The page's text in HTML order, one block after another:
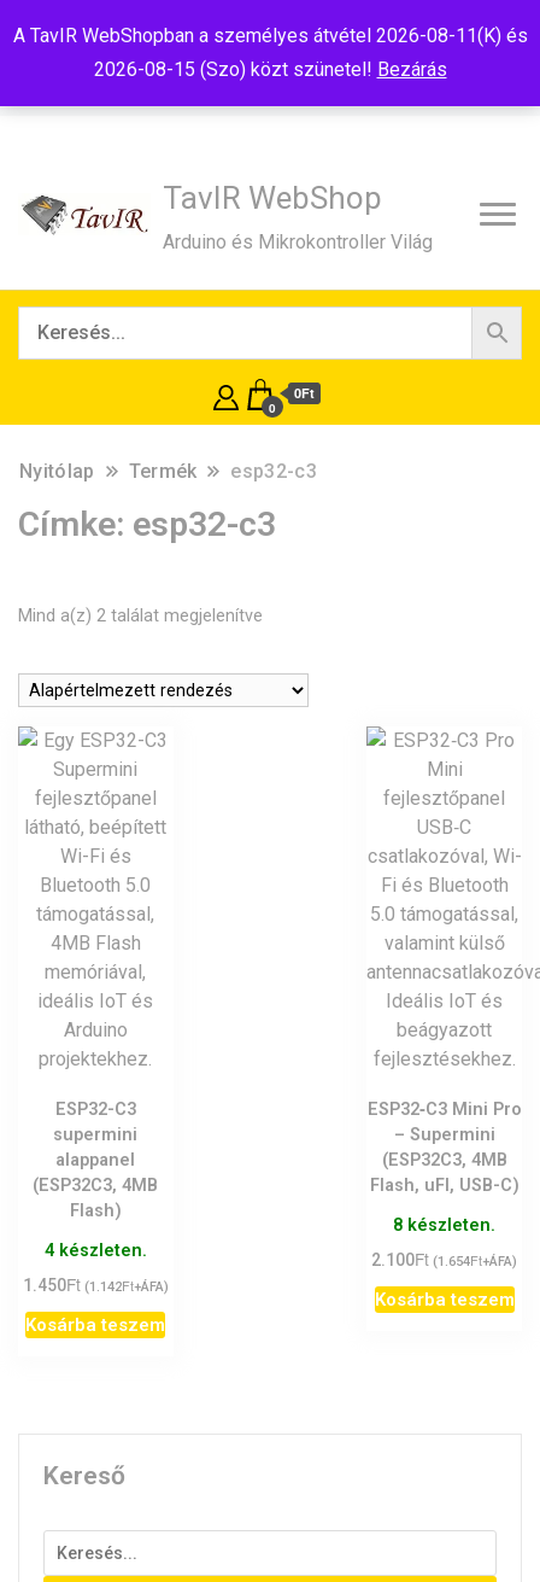
A TavIR WebShopban a személyes átvétel 2026-08-11(K) és
2026-08-15 (Szo) közt szünetel! Bezárás
TavIR WebShop
Arduino és Mikrokontroller Világ
0
0Ft
Nyitólap Termék esp32-c3
Címke: esp32-c3
Mind a(z) 2 találat megjelenítve
ESP32-C3
supermini
alappanel
(ESP32C3, 4MB
Flash)
4 készleten.
1.450Ft (1.142Ft+ÁFA)
Kosárba teszem
ESP32‑C3 Mini Pro
– Supermini
(ESP32C3, 4MB
Flash, uFl, USB-C)
8 készleten.
2.100Ft (1.654Ft+ÁFA)
Kosárba teszem
Kereső